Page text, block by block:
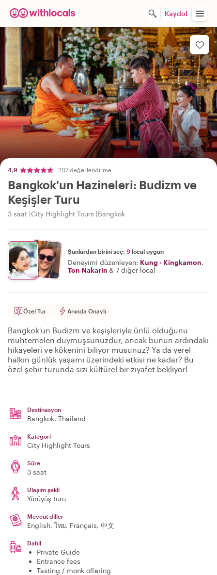
Kaydol
4,9 207 değerlendirme
Bangkok'un Hazineleri: Budizm ve
Keşişler Turu
3 saat City Highlight Tours Bangkok
Şunlardan birini seç: 9 local uygun
Deneyimi düzenleyen: Kung - Kingkamon,
Ton Nakarin & 7 diğer local
Özel Tur Anında Onaylı
Bangkok'un Budizm ve keşişleriyle ünlü olduğunu
muhtemelen duymuşsunuzdur, ancak bunun ardındaki
hikayeleri ve kökenini biliyor musunuz? Ya da yerel
halkın günlük yaşamı üzerindeki etkisi ne kadar? Bu
özel şehir turunda sizi kültürel bir ziyafet bekliyor!
Destinasyon
Bangkok, Thailand
Kategori
City Highlight Tours
Süre
3 saat
Ulaşım şekli
Yürüyüş turu
Mevcut diller
English, ไทย, Français, 中文
Dahil
Private Guide
Entrance fees
Tasting / monk offering